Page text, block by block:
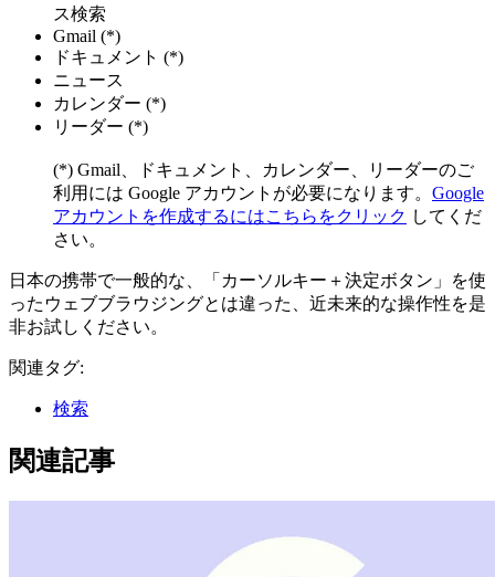
ス検索
Gmail (*)
ドキュメント (*)
ニュース
カレンダー (*)
リーダー (*)
(*) Gmail、ドキュメント、カレンダー、リーダーのご
利用には Google アカウントが必要になります。 Google
アカウントを作成するにはこちらをクリック してくだ
さい。
日本の携帯で一般的な、「カーソルキー＋決定ボタン」を使
ったウェブブラウジングとは違った、近未来的な操作性を是
非お試しください。
関連タグ:
検索
関連記事